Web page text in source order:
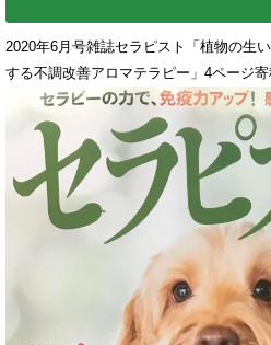
2020年6月号雑誌セラピスト「植物の生
する不調改善アロマテラピー」4ページ寄